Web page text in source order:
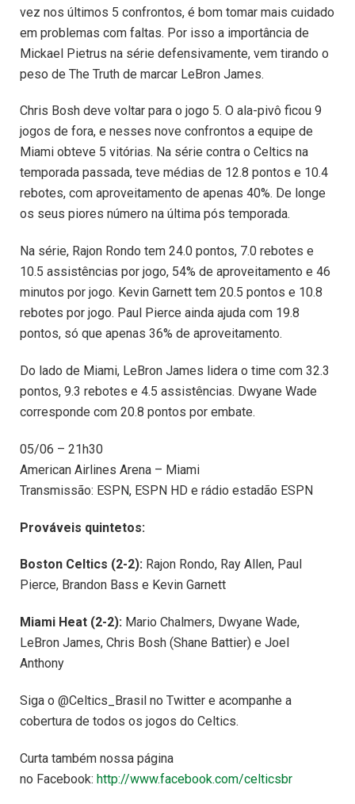
vez nos últimos 5 confrontos, é bom tomar mais cuidado
em problemas com faltas. Por isso a importância de
Mickael Pietrus na série defensivamente, vem tirando o
peso de The Truth de marcar LeBron James.
Chris Bosh deve voltar para o jogo 5. O ala-pivô ficou 9
jogos de fora, e nesses nove confrontos a equipe de
Miami obteve 5 vitórias. Na série contra o Celtics na
temporada passada, teve médias de 12.8 pontos e 10.4
rebotes, com aproveitamento de apenas 40%. De longe
os seus piores número na última pós temporada.
Na série, Rajon Rondo tem 24.0 pontos, 7.0 rebotes e
10.5 assistências por jogo, 54% de aproveitamento e 46
minutos por jogo. Kevin Garnett tem 20.5 pontos e 10.8
rebotes por jogo. Paul Pierce ainda ajuda com 19.8
pontos, só que apenas 36% de aproveitamento.
Do lado de Miami, LeBron James lidera o time com 32.3
pontos, 9.3 rebotes e 4.5 assistências. Dwyane Wade
corresponde com 20.8 pontos por embate.
05/06 – 21h30
American Airlines Arena – Miami
Transmissão: ESPN, ESPN HD e rádio estadão ESPN
Prováveis quintetos:
Boston Celtics (2-2): Rajon Rondo, Ray Allen, Paul
Pierce, Brandon Bass e Kevin Garnett
Miami Heat (2-2): Mario Chalmers, Dwyane Wade,
LeBron James, Chris Bosh (Shane Battier) e Joel
Anthony
Siga o @Celtics_Brasil no Twitter e acompanhe a
cobertura de todos os jogos do Celtics.
Curta também nossa página
no Facebook: http://www.facebook.com/celticsbr